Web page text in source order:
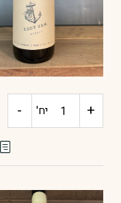
+ כמות יח' -